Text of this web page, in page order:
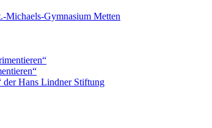
Michaels-Gymnasium Metten
der Hans Lindner Stiftung